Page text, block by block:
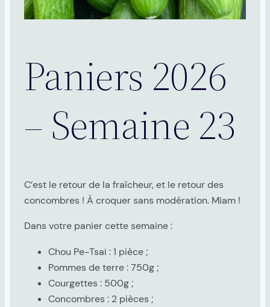
Paniers 2026
– Semaine 23
C’est le retour de la fraîcheur, et le retour des
concombres ! À croquer sans modération. Miam !
Dans votre panier cette semaine :
Chou Pe-Tsaï : 1 pièce ;
Pommes de terre : 750g ;
Courgettes : 500g ;
Concombres : 2 pièces ;